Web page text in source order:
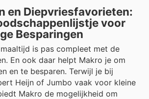
en Diepvriesfavorieten:
voor
Besparingen
is pas compleet met de
En ook daar helpt Makro je om
en te besparen. Terwijl je bij
Heijn of Jumbo vaak voor kleine
Makro de mogelijkheid om